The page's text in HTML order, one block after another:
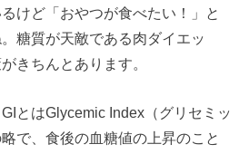
けど「おやつが食べたい！」と
糖質が天敵である肉ダイエッ
きちんとあります。
とはGlycemic Index（グリセミッ
で、食後の血糖値の上昇のこと